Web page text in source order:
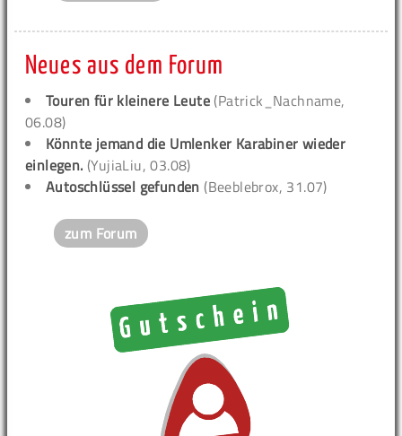
Neues aus dem Forum
Touren für kleinere Leute (Patrick_Nachname,
06.08)
Könnte jemand die Umlenker Karabiner wieder
einlegen. (YujiaLiu, 03.08)
Autoschlüssel gefunden (Beeblebrox, 31.07)
zum Forum